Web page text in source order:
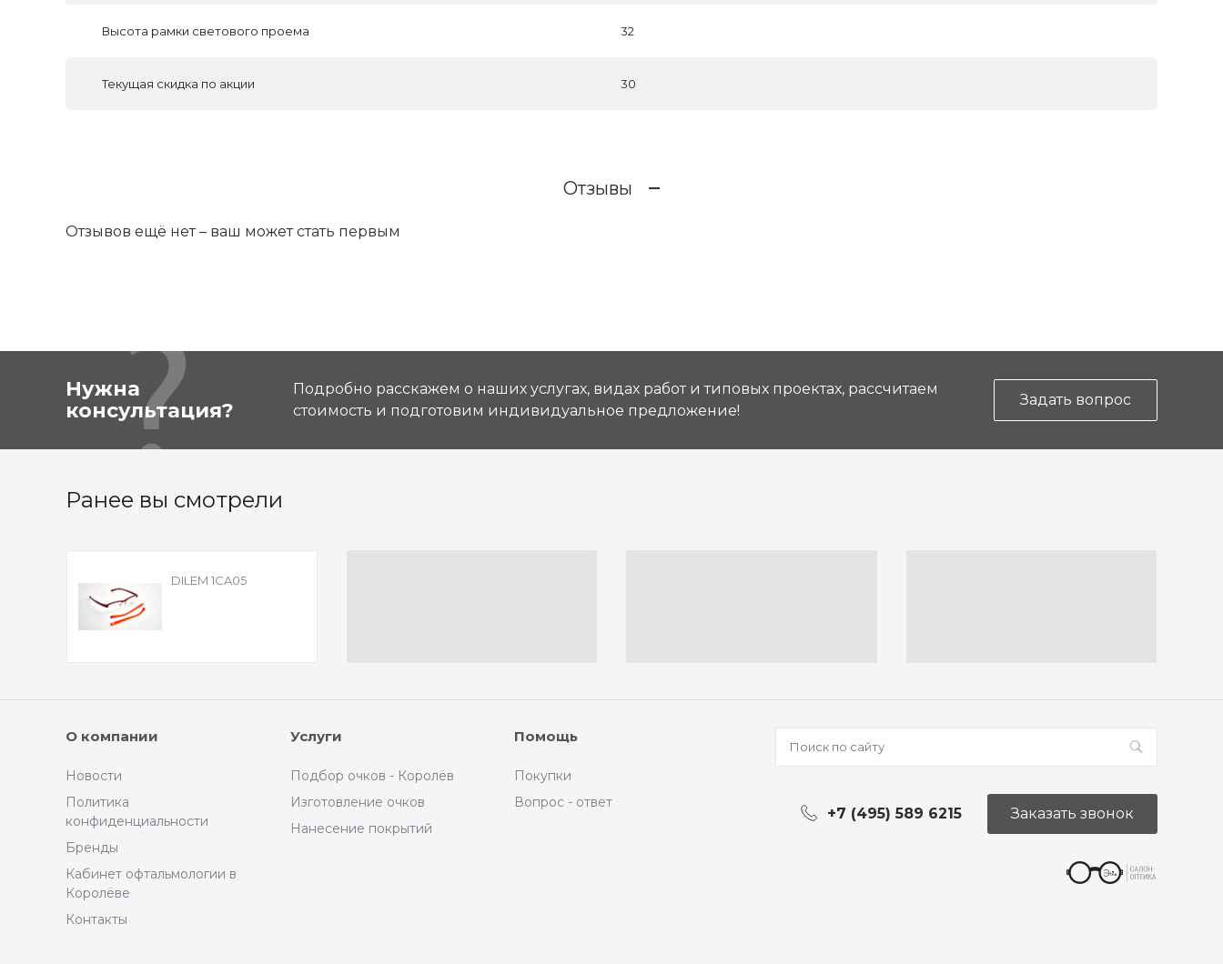
Высота рамки светового проема 32
Текущая скидка по акции 30
Отзывы
Отзывов ещё нет – ваш может стать первым
Нужна
консультация?
Подробно расскажем о наших услугах, видах работ и типовых проектах, рассчитаем
стоимость и подготовим индивидуальное предложение!
Задать вопрос
Ранее вы смотрели
DILEM 1CA05
О компании
Новости
Политика
конфиденциальности
Бренды
Кабинет офтальмологии в
Королёве
Контакты
Услуги
Подбор очков - Королёв
Изготовление очков
Нанесение покрытий
Помощь
Покупки
Вопрос - ответ
+7 (495) 589 6215 Заказать звонок